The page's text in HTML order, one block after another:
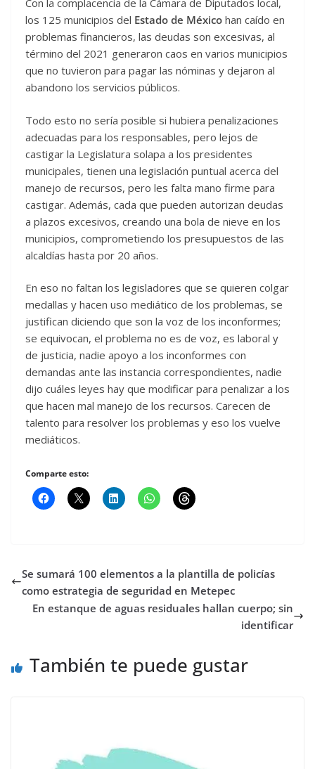
Con la complacencia de la Cámara de Diputados local,
los 125 municipios del Estado de México han caído en
problemas financieros, las deudas son excesivas, al
término del 2021 generaron caos en varios municipios
que no tuvieron para pagar las nóminas y dejaron al
abandono los servicios públicos.
Todo esto no sería posible si hubiera penalizaciones
adecuadas para los responsables, pero lejos de
castigar la Legislatura solapa a los presidentes
municipales, tienen una legislación puntual acerca del
manejo de recursos, pero les falta mano firme para
castigar. Además, cada que pueden autorizan deudas
a plazos excesivos, creando una bola de nieve en los
municipios, comprometiendo los presupuestos de las
alcaldías hasta por 20 años.
En eso no faltan los legisladores que se quieren colgar
medallas y hacen uso mediático de los problemas, se
justifican diciendo que son la voz de los inconformes;
se equivocan, el problema no es de voz, es laboral y
de justicia, nadie apoyo a los inconformes con
demandas ante las instancia correspondientes, nadie
dijo cuáles leyes hay que modificar para penalizar a los
que hacen mal manejo de los recursos. Carecen de
talento para resolver los problemas y eso los vuelve
mediáticos.
Comparte esto:
Se sumará 100 elementos a la plantilla de policías
como estrategia de seguridad en Metepec
En estanque de aguas residuales hallan cuerpo; sin
identificar
También te puede gustar